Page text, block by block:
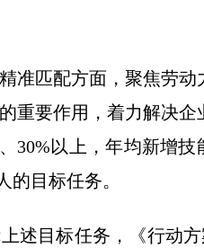
准匹配方面，聚焦劳
重要作用，着力解决
30%以上，年均新增
的目标任务。
述目标任务，《行动